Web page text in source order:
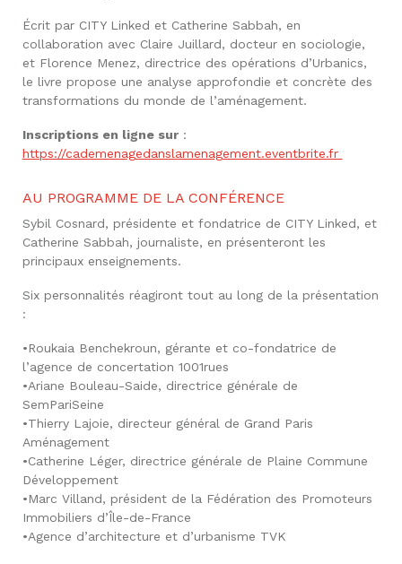
Écrit par CITY Linked et Catherine Sabbah, en
collaboration avec Claire Juillard, docteur en sociologie,
et Florence Menez, directrice des opérations d’Urbanics,
le livre propose une analyse approfondie et concrète des
transformations du monde de l’aménagement.
Inscriptions en ligne sur:
https://cademenagedanslamenagement.eventbrite.fr
AU PROGRAMME DE LA CONFÉRENCE
Sybil Cosnard, présidente et fondatrice de CITY Linked, et
Catherine Sabbah, journaliste, en présenteront les
principaux enseignements.
Six personnalités réagiront tout au long de la présentation
:
•Roukaia Benchekroun, gérante et co-fondatrice de
l’agence de concertation 1001rues
•Ariane Bouleau-Saide, directrice générale de
SemPariSeine
•Thierry Lajoie, directeur général de Grand Paris
Aménagement
•Catherine Léger, directrice générale de Plaine Commune
Développement
•Marc Villand, président de la Fédération des Promoteurs
Immobiliers d’Île-de-France
•Agence d’architecture et d’urbanisme TVK